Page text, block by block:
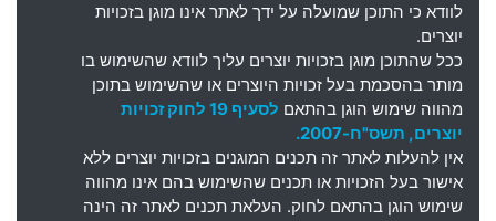
לוודא כי התוכן שמועלה על ידך לאתר אינו מוגן בזכויות
יוצרים.
ככל שהתוכן מוגן בזכויות יוצרים עליך לוודא שהשימוש בו
מותר בהסכמת בעל זכויות היוצרים או שהשימוש בתוכן
מהווה שימוש הוגן בהתאם
לסעיף 19 לחוק זכויות
יוצרים, תשס"ח-2007.
אין להעלות לאתר זה תכנים המוגנים בזכויות יוצרים ללא
אישור בעל הזכויות או תכנים שהשימוש בהם אינו מהווה
שימוש הוגן בהתאם לחוק. העלאת תכנים לאתר זה הינה